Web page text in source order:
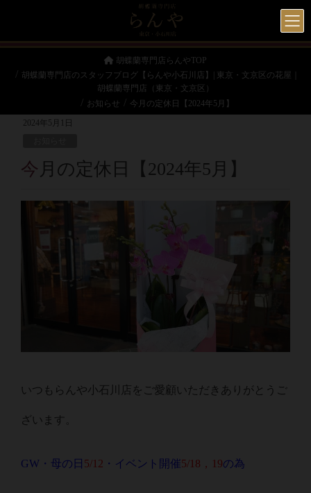
胡蝶蘭専門店らんやTOP
胡蝶蘭専門店のスタッフブログ【らんや小石川店】| 東京・文京区の花屋｜
胡蝶蘭専門店（東京・文京区）
お知らせ
今月の定休日【2024年5月】
2024年5月1日
今月の定休日【2024年5月】
いつもらんや小石川店をご愛顧いただきありがとうご
ざいます。
GW・母の日 5/12 ・イベント開催5/18，19の為